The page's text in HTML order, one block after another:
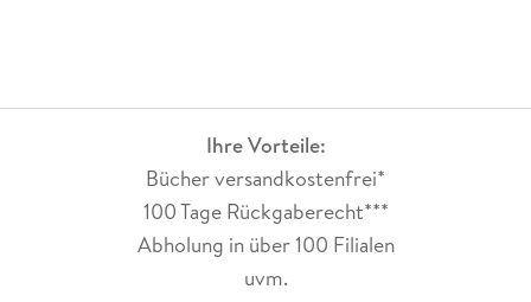
Ihre Vorteile:
Bücher versandkostenfrei*
100 Tage Rückgaberecht***
Abholung in über 100 Filialen
uvm.